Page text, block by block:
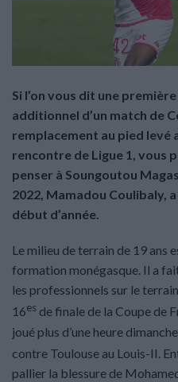
Si l’on vous dit une
additionnel d’un match de
remplacement au pied levé
rencontre de Ligue 1, vous
penser à Soungoutou
2022, Mamadou Coulibaly,
début d’année.
Le milieu de terrain de 19 ans
formation monégasque. Il a
les professionnels sur le
16es de finale de la Coupe de
joué plus d’une heure
contre Toulouse au Louis-II.
pallier la blessure de